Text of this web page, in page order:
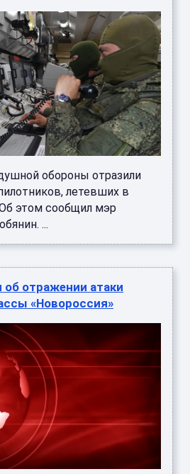
обороны отразили
летевших в
этом сообщил мэр
...
отражении атаки
«Новороссия»